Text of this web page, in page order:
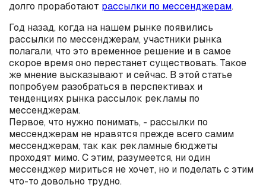
долго проработают рассылки по мессенджерам.
Год назад, когда на нашем рынке появились
рассылки по мессенджерам, участники рынка
полагали, что это временное решение и в самое
скорое время оно перестанет существовать. Такое
же мнение высказывают и сейчас. В этой статье
попробуем разобраться в перспективах и
тенденциях рынка рассылок рекламы по
мессенджерам.
Первое, что нужно понимать, - рассылки по
мессенджерам не нравятся прежде всего самим
мессенджерам, так как рекламные бюджеты
проходят мимо. С этим, разумеется, ни один
мессенджер мириться не хочет, но и поделать с этим
что-то довольно трудно.